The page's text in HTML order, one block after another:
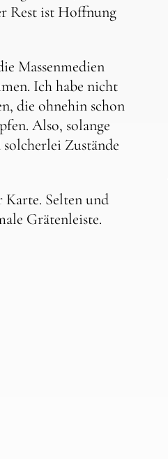
Rest ist Hoffnung
Massenmedien
Ich habe nicht
die ohnehin schon
Also, solange
Zustände
Karte. Selten und
Grätenleiste.